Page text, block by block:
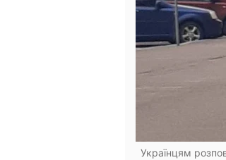
Українцям